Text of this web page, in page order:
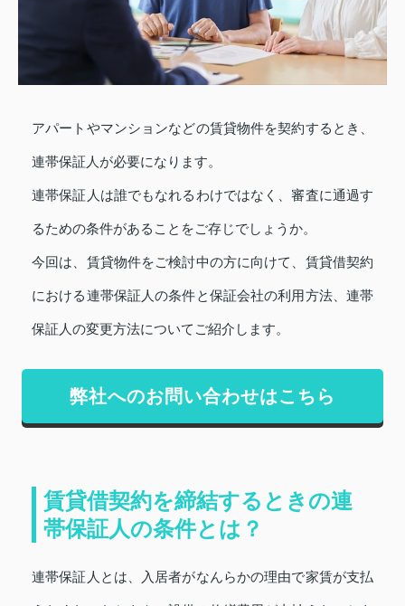
アパートやマンションなどの賃貸物件を契約するとき、
連帯保証人が必要になります。
連帯保証人は誰でもなれるわけではなく、審査に通過す
るための条件があることをご存じでしょうか。
今回は、賃貸物件をご検討中の方に向けて、賃貸借契約
における連帯保証人の条件と保証会社の利用方法、連帯
保証人の変更方法についてご紹介します。
弊社へのお問い合わせはこちら
賃貸借契約を締結するときの連
帯保証人の条件とは？
連帯保証人とは、入居者がなんらかの理由で家賃が支払